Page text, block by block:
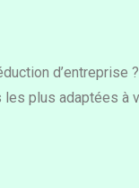
d’entreprise ?
plus adaptées à